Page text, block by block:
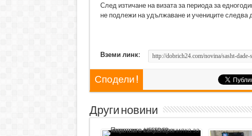
След изтичане на визата за периода за
не подлежи на удължаване и учениците следва
Вземи линк:
Сподели !
Други новини